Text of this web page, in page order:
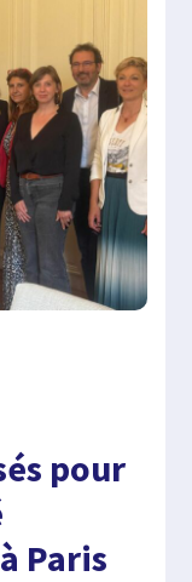
pour
Paris